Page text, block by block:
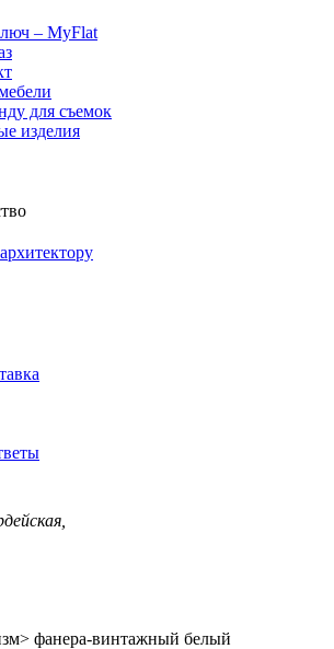
– MyFlat
для съемок
изделия
фанера-винтажный белый